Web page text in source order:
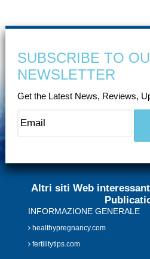
SUBSCRIBE TO
NEWSLETTER
Get the Latest News, Reviews,
Altri siti Web
INFORMAZIONE GENERALE
healthypregnancy.com
fertilitytips.com